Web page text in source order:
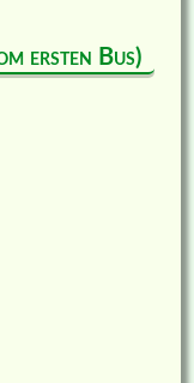
ersten Bus)